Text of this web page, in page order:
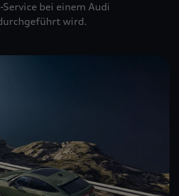
Service bei einem Audi
wird.